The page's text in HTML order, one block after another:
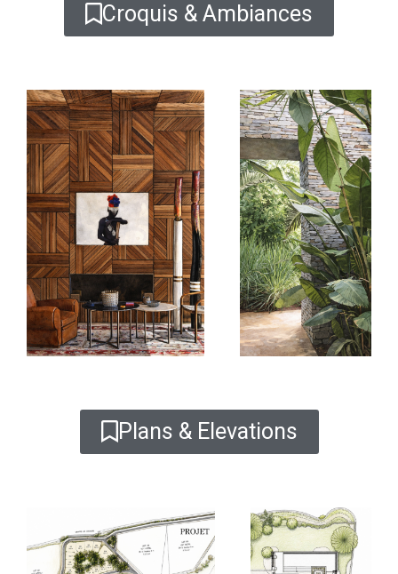
Croquis & Ambiances
Plans & Elevations